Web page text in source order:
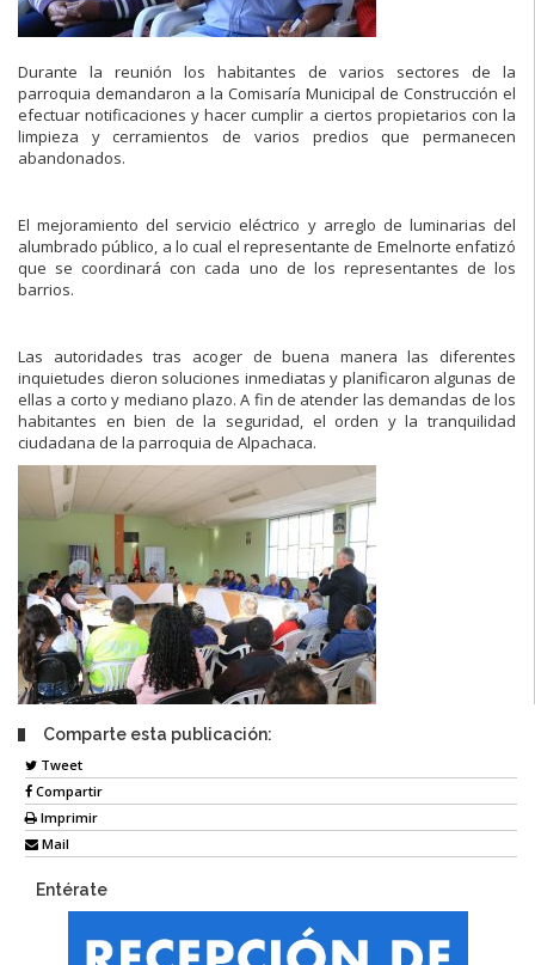
Durante la reunión los habitantes de varios sectores de la
parroquia demandaron a la Comisaría Municipal de Construcción el
efectuar notificaciones y hacer cumplir a ciertos propietarios con la
limpieza y cerramientos de varios predios que permanecen
abandonados.
El mejoramiento del servicio eléctrico y arreglo de luminarias del
alumbrado público, a lo cual el representante de Emelnorte enfatizó
que se coordinará con cada uno de los representantes de los
barrios.
Las autoridades tras acoger de buena manera las diferentes
inquietudes dieron soluciones inmediatas y planificaron algunas de
ellas a corto y mediano plazo. A fin de atender las demandas de los
habitantes en bien de la seguridad, el orden y la tranquilidad
ciudadana de la parroquia de Alpachaca.
Comparte esta publicación:
Tweet
Compartir
Imprimir
Mail
Entérate